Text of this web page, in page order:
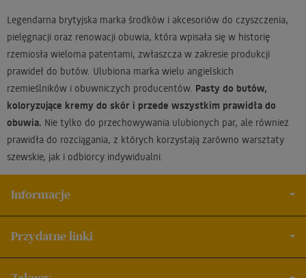
Legendarna brytyjska marka środków i akcesoriów do czyszczenia,
pielęgnacji oraz renowacji obuwia, która wpisała się w historię
rzemiosła wieloma patentami, zwłaszcza w zakresie produkcji
prawideł do butów. Ulubiona marka wielu angielskich
rzemieślników i obuwniczych producentów. Pasty do butów,
koloryzujące kremy do skór i przede wszystkim prawidła do
obuwia. Nie tylko do przechowywania ulubionych par, ale również
prawidła do rozciągania, z których korzystają zarówno warsztaty
szewskie, jak i odbiorcy indywidualni.
Informacje
Przydatne linki